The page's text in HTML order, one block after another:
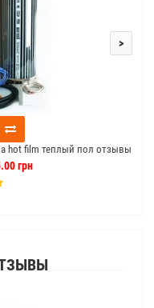
hot film теплый пол отзывы
грн
>